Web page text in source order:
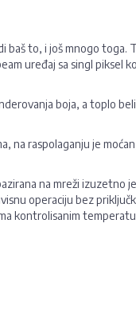
baš to, i još mnogo toga.
uređaj sa singl piksel
boja, a toplo beli
na raspolaganju je
na mreži izuzetno je
operaciju bez
kontrolisanim